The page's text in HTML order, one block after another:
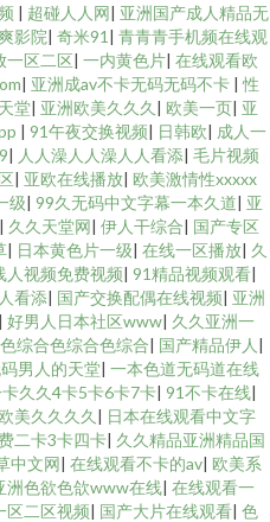
| 超碰人人网| 亚洲国产成人精品无
影院| 奇米91 | 青青青手机频在线观
一区二区| 一内黄色片| 在线观看欧
| 亚洲成av不卡无码无码不卡 |性
堂| 亚洲欧美久久久 | 欧美一页| 亚
| 91午夜交换视频| 日韩欧| 成人一
| 人人澡人人澡人人看添| 毛片视频
| 亚欧在线播放| 欧美激情性xxxxx
级| 99久无码中文字幕一本久道| 亚
| 久久天堂网| 伊人干综合| 国产专区
| 日本黄色片一级| 在线一区播放| 久
人视频免费视频| 91精品视频观看|
看添| 国产交换配偶在线视频| 亚洲
| 好男人日本社区www| 久久亚洲一
色综合色综合色综合| 国产精品伊人 |
男人的天堂| 一本色道无码道在线
久久4卡5卡6卡7卡| 91不卡在线|
美久久久久 | 日本在线观看中文字
二卡3卡四卡| 久久精品亚洲精品国
中文网| 在线观看不卡的av| 欧美系
洲色欲色欱www在线| 在线观看一
区二区视频| 国产大片在线观看| 色